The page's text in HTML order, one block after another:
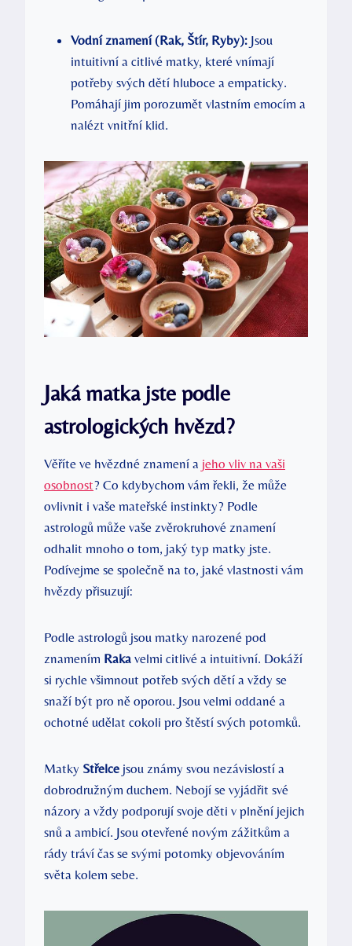
Vodní znamení (Rak, Štír, Ryby): Jsou
intuitivní a citlivé matky, které vnímají
potřeby svých dětí hluboce a empaticky.
Pomáhají jim porozumět vlastním emocím a
nalézt vnitřní klid.
Jaká matka jste podle
astrologických hvězd?
Věříte ve hvězdné znamení a jeho vliv na vaši
osobnost? Co kdybychom vám řekli, že může
ovlivnit i vaše mateřské instinkty? Podle
astrologů může vaše zvěrokruhové znamení
odhalit mnoho o tom, jaký typ matky jste.
Podívejme se společně na to, jaké vlastnosti vám
hvězdy přisuzují:
Podle astrologů jsou matky narozené pod
znamením Raka velmi citlivé a intuitivní. Dokáží
si rychle všimnout potřeb svých dětí a vždy se
snaží být pro ně oporou. Jsou velmi oddané a
ochotné udělat cokoli pro štěstí svých potomků.
Matky Střelce jsou známy svou nezávislostí a
dobrodružným duchem. Nebojí se vyjádřit své
názory a vždy podporují svoje děti v plnění jejich
snů a ambicí. Jsou otevřené novým zážitkům a
rády tráví čas se svými potomky objevováním
světa kolem sebe.